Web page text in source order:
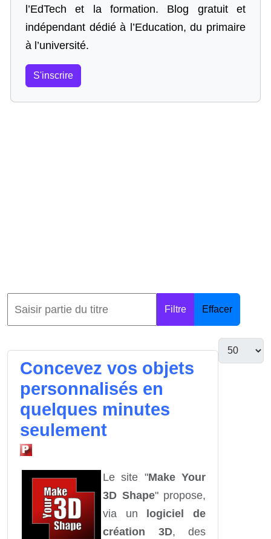
l’EdTech et la formation. Blog gratuit et
indépendant dédié à l’Education, du primaire
à l’université.
S'inscrire
Filtre Effacer
Concevez vos objets
personnalisés en
quelques minutes
seulement
Le site "Make Your
3D Shape" propose,
via un
logiciel de
création 3D, des